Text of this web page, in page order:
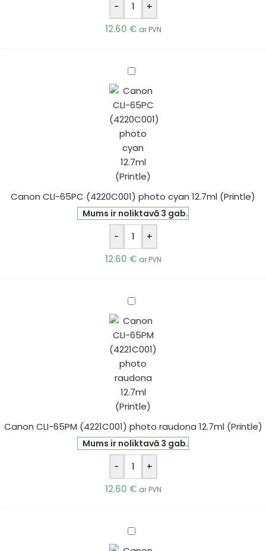
-
+
12.60 € ar PVN
Canon
65PC
(4220C001)
12.7ml
(Printle)
Canon CLI-65PC (4220C001) photo cyan 12.7ml (Printle)
Mums ir noliktavā 3 gab.
-
+
12.60 € ar PVN
Canon
65PM
(4221C001)
photo
raudona
12.7ml
(Printle)
Canon CLI-65PM (4221C001) photo raudona 12.7ml (Printle)
Mums ir noliktavā 3 gab.
-
+
12.60 € ar PVN
Canon